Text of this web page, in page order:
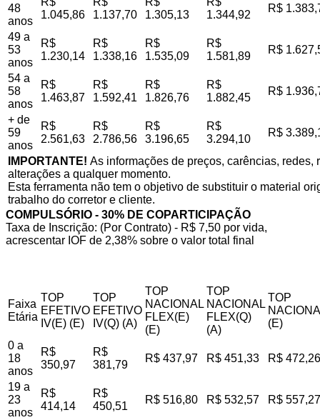
48
anos
1.045,86
1.137,70
1.305,13
1.344,92
R$
49 a
53
anos
R$
1.230,14
R$
1.338,16
R$
1.535,09
R$
1.581,89
R$
54 a
58
anos
R$
1.463,87
R$
1.592,41
R$
1.826,76
R$
1.882,45
R$
+ de
59
anos
R$
2.561,63
R$
2.786,56
R$
3.196,65
R$
3.294,10
R$
IMPORTANTE! As informações de preços, carências,
alterações a qualquer momento.
Esta ferramenta não tem o objetivo de substituir o material
trabalho do corretor e cliente.
COMPULSÓRIO - 30% DE COPARTICIPAÇÃO
Taxa de Inscrição: (Por Contrato) - R$ 7,50 por vida,
acrescentar IOF de 2,38% sobre o valor total final
Faixa
Etária
TOP
EFETIVO
IV(E) (E)
TOP
EFETIVO
IV(Q) (A)
TOP
NACIONAL
FLEX(E)
(E)
TOP
NACIONAL
FLEX(Q)
(A)
TOP
(E)
0 a
18
anos
R$
350,97
R$
381,79
R$ 437,97 R$ 451,33 R$ 472,26
19 a
23
anos
R$
414,14
R$
450,51
R$ 516,80 R$ 532,57 R$ 557,27